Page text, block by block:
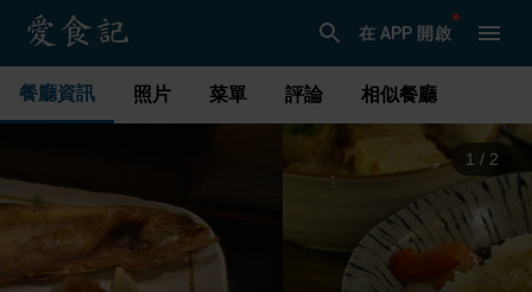
在 APP 開啟
餐廳資訊 照片 菜單 評論 相似餐廳
1 / 2